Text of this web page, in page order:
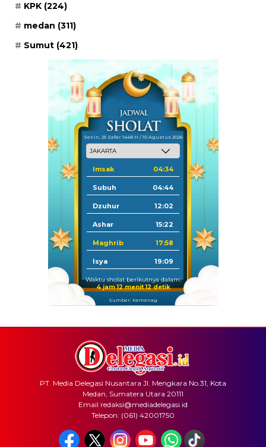
KPK (224)
medan (311)
Sumut (421)
Senin, 25 Safar 1448 H / 10 Agustus 2026
Imsak 04:34
Subuh 04:44
Dzuhur 12:02
Ashar 15:22
Maghrib 17:58
Isya 19:09
Waktu sholat berikutnya dalam:
4 jam 12 menit 11 detik
Sumber: Kemenag
PT. Media Delegasi Nusantara Jl. Mengkara No.31, Kota
Medan, Sumatera Utara 20111
Email redaksi@mediadelegasi.id
Telepon: (061) 42001750